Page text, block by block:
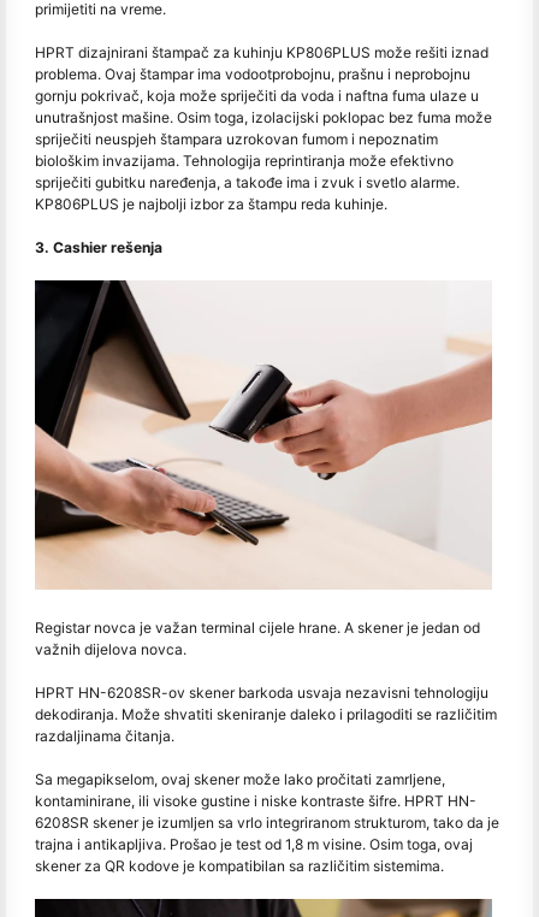
primijetiti na vreme.
HPRT dizajnirani štampač za kuhinju KP806PLUS može rešiti iznad
problema. Ovaj štampar ima vodootprobojnu, prašnu i neprobojnu
gornju pokrivač, koja može spriječiti da voda i naftna fuma ulaze u
unutrašnjost mašine. Osim toga, izolacijski poklopac bez fuma može
spriječiti neuspjeh štampara uzrokovan fumom i nepoznatim
biološkim invazijama. Tehnologija reprintiranja može efektivno
spriječiti gubitku naređenja, a takođe ima i zvuk i svetlo alarme.
KP806PLUS je najbolji izbor za štampu reda kuhinje.
3. Cashier rešenja
Registar novca je važan terminal cijele hrane. A skener je jedan od
važnih dijelova novca.
HPRT HN-6208SR-ov skener barkoda usvaja nezavisni tehnologiju
dekodiranja. Može shvatiti skeniranje daleko i prilagoditi se različitim
razdaljinama čitanja.
Sa megapikselom, ovaj skener može lako pročitati zamrljene,
kontaminirane, ili visoke gustine i niske kontraste šifre. HPRT HN-
6208SR skener je izumljen sa vrlo integriranom strukturom, tako da je
trajna i antikapljiva. Prošao je test od 1,8 m visine. Osim toga, ovaj
skener za QR kodove je kompatibilan sa različitim sistemima.